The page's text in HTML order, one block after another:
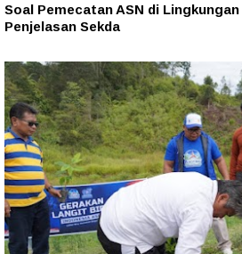
Soal Pemecatan ASN di
Penjelasan Sekda